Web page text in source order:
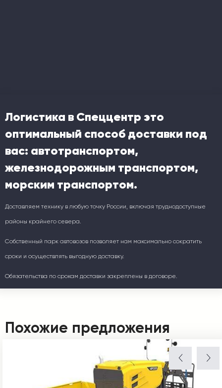
Логистика в Спеццентр это
оптимальный способ доставки под
вас: автотранспортом,
железнодорожным транспортом,
морским транспортом.
Доставляем технику в любую точку России, включая труднодоступные
районы крайнего севера.
Собственный парк автовозов позволяет нам максимально сократить
сроки и осуществлять выгодную доставку.
Обязательства по срокам доставки закреплены в договоре.
Похожие предложения